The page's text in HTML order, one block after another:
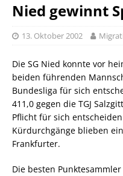
Nied gewinnt
13. Oktober 2002
Die SG Nied konnte vor
beiden führenden
Bundesliga für sich
411,0 gegen die TGJ
Pflicht für sich
Kürdurchgänge blieben
Frankfurter.
Die besten